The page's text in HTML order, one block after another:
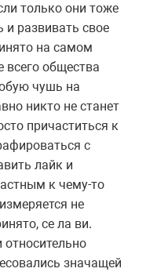
только они тоже
и развивать свое
на самом
всего общества
чушь на
никто не станет
причаститься к
с
лайк и
к чему-то
не
се ла ви.
относительно
значащей